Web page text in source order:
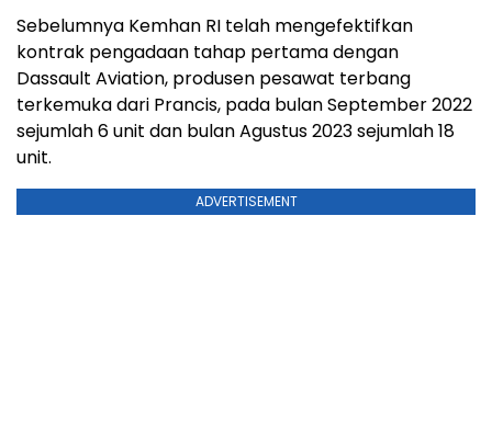
Sebelumnya Kemhan RI telah mengefektifkan
kontrak pengadaan tahap pertama dengan
Dassault Aviation, produsen pesawat terbang
terkemuka dari Prancis, pada bulan September 2022
sejumlah 6 unit dan bulan Agustus 2023 sejumlah 18
unit.
ADVERTISEMENT